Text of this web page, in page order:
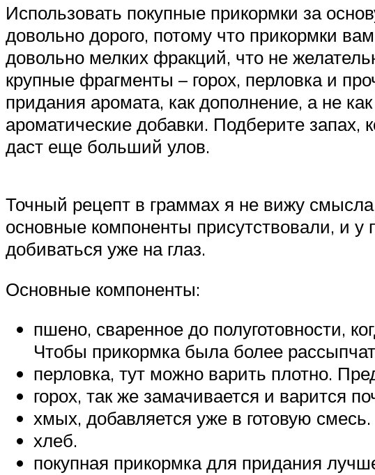
Использовать покупные прикормки за
довольно дорого, потому что прикормки
довольно мелких фракций, что не
крупные фрагменты – горох, перловка и
придания аромата, как дополнение, а не
ароматические добавки. Подберите
даст еще больший улов.
Точный рецепт в граммах я не вижу
основные компоненты присутствовали, и у
добиваться уже на глаз.
Основные компоненты:
пшено, сваренное до полуготовности,
Чтобы прикормка была более
перловка, тут можно варить плотно.
горох, так же замачивается и варится
хмых, добавляется уже в готовую смесь.
хлеб.
покупная прикормка для придания